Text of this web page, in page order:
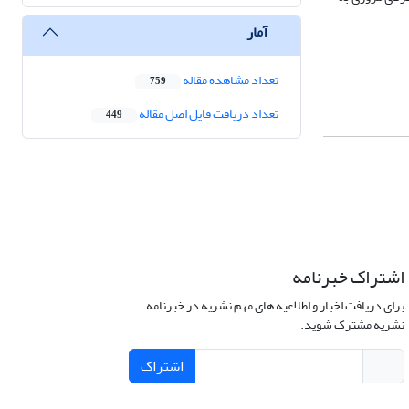
آمار
تعداد مشاهده مقاله 759
تعداد دریافت فایل اصل مقاله 449
اشتراک خبرنامه
برای دریافت اخبار و اطلاعیه های مهم نشریه در خبرنامه
نشریه مشترک شوید.
اشتراک